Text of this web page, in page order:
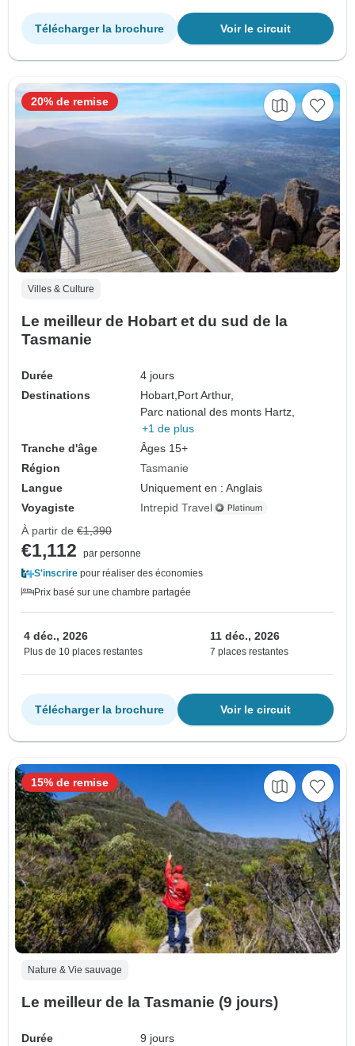
Voir le circuit
Télécharger la brochure
Villes & Culture
Le meilleur de Hobart et du sud de la
Tasmanie
Durée
4 jours
Destinations
Hobart, Port Arthur,
Parc national des monts Hartz,
+1 de plus
Tranche d'âge
Âges 15+
Région
Tasmanie
Langue
Uniquement en : Anglais
Voyagiste
Intrepid Travel
20% de remise
À partir de €1,390
€1,112
par personne
S'inscrire pour réaliser des économies
Prix basé sur une chambre partagée
4 déc., 2026
Plus de 10 places restantes
11 déc., 2026
7 places restantes
Voir le circuit
Télécharger la brochure
Nature & Vie sauvage
Le meilleur de la Tasmanie (9 jours)
Durée
9 jours
15% de remise